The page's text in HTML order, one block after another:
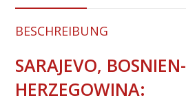
BESCHREIBUNG
SARAJEVO, BOSNIEN-
HERZEGOWINA: